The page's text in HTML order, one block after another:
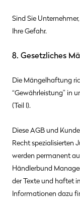
Sind Sie
Ihre Gefahr.
8. Gesetzliches
Die Mängelhaftung
“Gewährleistung” in
(Teil I).
Diese AGB und
Recht spezialisierten
werden permanent
Händlerbund
der Texte und haftet
Informationen dazu